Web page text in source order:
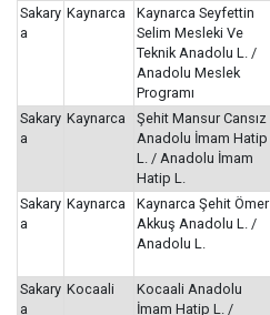
Sakary
a
Kaynarca
Kaynarca Seyfettin
Selim Mesleki Ve
Teknik Anadolu L. /
Anadolu Meslek
Programı
Sakary
a
Kaynarca
Şehit Mansur Cansız
Anadolu İmam Hatip
L. / Anadolu İmam
Hatip L.
Sakary
a
Kaynarca
Kaynarca Şehit Ömer
Akkuş Anadolu L. /
Anadolu L.
Sakary
a
Kocaali
Kocaali Anadolu
İmam Hatip L. /